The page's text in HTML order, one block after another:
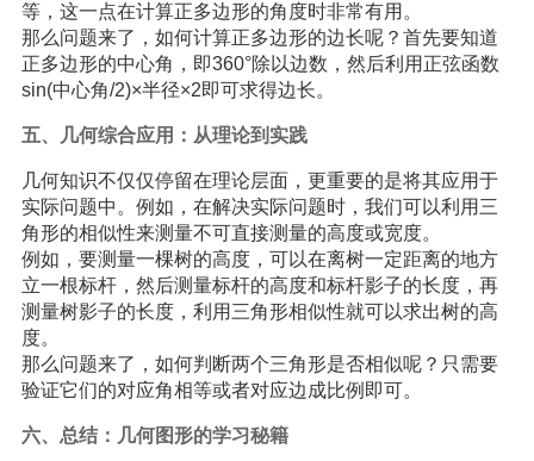
等，这一点在计算正多边形的角度时非常有用。
那么问题来了，如何计算正多边形的边长呢？首先要知道
正多边形的中心角，即360°除以边数，然后利用正弦函数
sin(中心角/2)×半径×2即可求得边长。
五、几何综合应用：从理论到实践
几何知识不仅仅停留在理论层面，更重要的是将其应用于
实际问题中。例如，在解决实际问题时，我们可以利用三
角形的相似性来测量不可直接测量的高度或宽度。
例如，要测量一棵树的高度，可以在离树一定距离的地方
立一根标杆，然后测量标杆的高度和标杆影子的长度，再
测量树影子的长度，利用三角形相似性就可以求出树的高
度。
那么问题来了，如何判断两个三角形是否相似呢？只需要
验证它们的对应角相等或者对应边成比例即可。
六、总结：几何图形的学习秘籍